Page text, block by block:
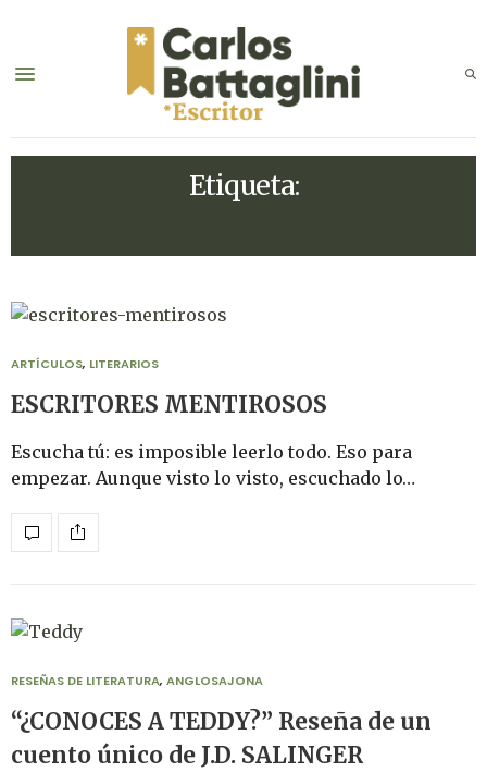
Etiqueta:
ARTÍCULOS, LITERARIOS
ESCRITORES MENTIROSOS
Escucha tú: es imposible leerlo todo. Eso para
empezar. Aunque visto lo visto, escuchado lo…
RESEÑAS DE LITERATURA, ANGLOSAJONA
“¿CONOCES A TEDDY?” Reseña de un
cuento único de J.D. SALINGER